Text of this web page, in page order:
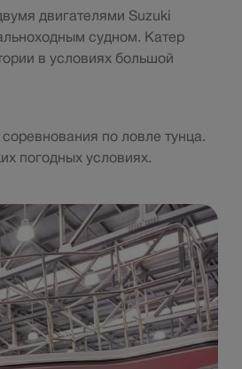
двигателями Suzuki
судном. Катер
в условиях большой
по ловле тунца.
погодных условиях.